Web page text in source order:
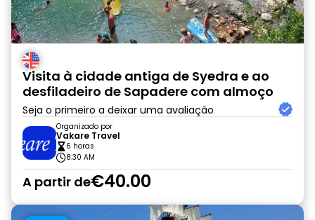
Visita à cidade antiga de Syedra e ao
desfiladeiro de Sapadere com almoço
Seja o primeiro a deixar uma avaliação
Organizado por
Vakare Travel
6 horas
8:30 AM
A partir de€40.00